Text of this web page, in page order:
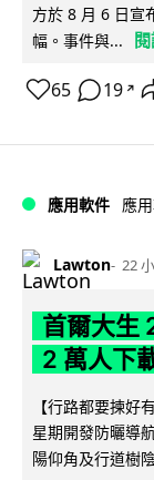
方於 8 月 6 日宣
幅。事件與...
65 19 ↗
應用軟件 應
Lawton 22
首爾大生
2 萬人下
【行路都要揀好
星期開發防曬導
陽仰角及行道樹